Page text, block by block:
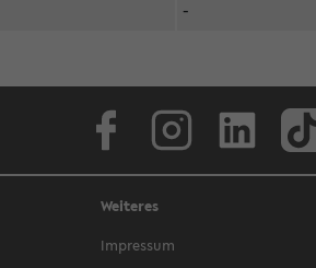
-
Weiteres
Impressum